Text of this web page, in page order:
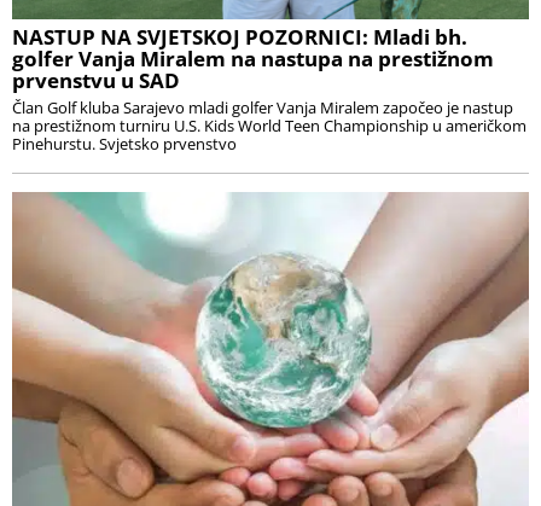
NASTUP NA SVJETSKOJ POZORNICI: Mladi bh.
golfer Vanja Miralem na nastupa na prestižnom
prvenstvu u SAD
Član Golf kluba Sarajevo mladi golfer Vanja Miralem započeo je nastup
na prestižnom turniru U.S. Kids World Teen Championship u američkom
Pinehurstu. Svjetsko prvenstvo